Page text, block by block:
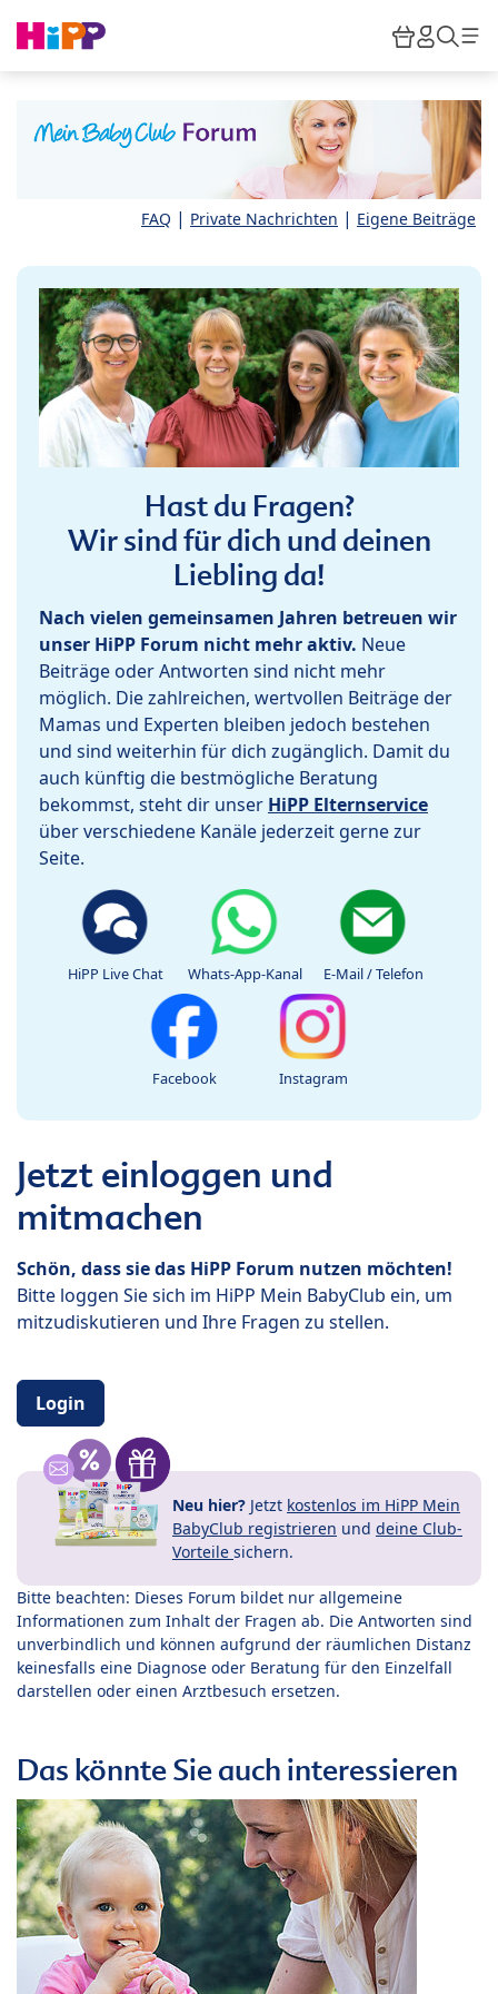
HiPP
FAQ | Private Nachrichten | Eigene Beiträge
Hast du Fragen?
Wir sind für dich und deinen
Liebling da!
Nach vielen gemeinsamen Jahren betreuen wir
unser HiPP Forum nicht mehr aktiv. Neue
Beiträge oder Antworten sind nicht mehr
möglich. Die zahlreichen, wertvollen Beiträge der
Mamas und Experten bleiben jedoch bestehen
und sind weiterhin für dich zugänglich. Damit du
auch künftig die bestmögliche Beratung
bekommst, steht dir unser HiPP Elternservice
über verschiedene Kanäle jederzeit gerne zur
Seite.
HiPP Live Chat Whats-App-Kanal E-Mail / Telefon
Facebook Instagram
Jetzt einloggen und
mitmachen
Schön, dass sie das HiPP Forum nutzen möchten!
Bitte loggen Sie sich im HiPP Mein BabyClub ein, um
mitzudiskutieren und Ihre Fragen zu stellen.
Login
Neu hier? Jetzt kostenlos im HiPP Mein
BabyClub registrieren und deine Club-
Vorteile sichern.
Bitte beachten: Dieses Forum bildet nur allgemeine
Informationen zum Inhalt der Fragen ab. Die Antworten sind
unverbindlich und können aufgrund der räumlichen Distanz
keinesfalls eine Diagnose oder Beratung für den Einzelfall
darstellen oder einen Arztbesuch ersetzen.
Das könnte Sie auch interessieren